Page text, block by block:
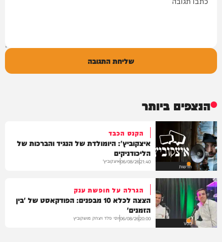
שליחת התגובה
הנצפים ביותר
חדשות
הקנס הכבד
איצקוביץ': היומולדת של הנגיד והברכות של
הליכודניקים
21:40
06/08/26איצקוביץ'
VOD
הגרלה על חופשת ענק
הצצה לכלא 10 מבפנים: הפודקאסט של 'בין
הזמנים'
20:00
06/08/26יוסי פלד ויצחק מושקוביץ